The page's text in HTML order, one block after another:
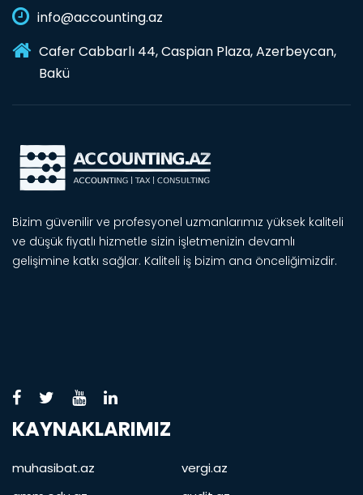
info@accounting.az
Cafer Cabbarlı 44, Caspian Plaza, Azerbeycan,
Bakü
Bizim güvenilir ve profesyonel uzmanlarımız yüksek kaliteli
ve düşük fiyatlı hizmetle sizin işletmenizin devamlı
gelişimine katkı sağlar. Kaliteli iş bizim ana önceliğimizdir.
KAYNAKLARIMIZ
muhasibat.az
vergi.az